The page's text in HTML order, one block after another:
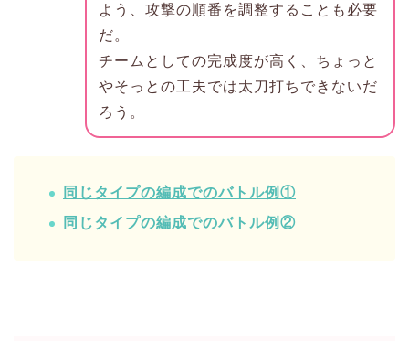
よう、攻撃の順番を調整することも必要
だ。
チームとしての完成度が高く、ちょっと
やそっとの工夫では太刀打ちできないだ
ろう。
同じタイプの編成でのバトル例①
同じタイプの編成でのバトル例②